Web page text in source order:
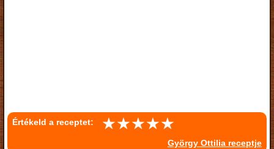
Értékeld a receptet:
György Ottilia receptje